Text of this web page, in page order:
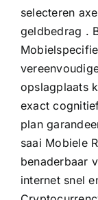
selecteren
geldbedrag .
opslagplaats
exact
plan
saai Mobiele
benaderbaar
internet snel